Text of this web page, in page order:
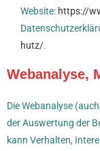
Website: https://
hutz/.
Webanalyse,
Die Webanalyse
der Auswertung der
kann Verhalten,